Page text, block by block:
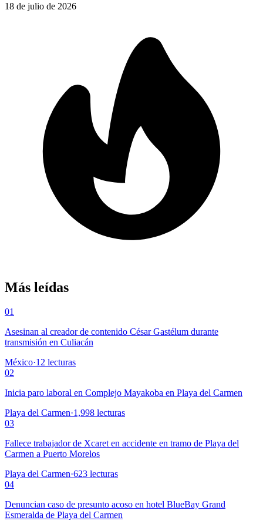
18 de julio de 2026
Más leídas
01
Asesinan al creador de contenido César Gastélum durante
transmisión en Culiacán
México·12 lecturas
02
Inicia paro laboral en Complejo Mayakoba en Playa del Carmen
Playa del Carmen·1,998 lecturas
03
Fallece trabajador de Xcaret en accidente en tramo de Playa del
Carmen a Puerto Morelos
Playa del Carmen·623 lecturas
04
Denuncian caso de presunto acoso en hotel BlueBay Grand
Esmeralda de Playa del Carmen